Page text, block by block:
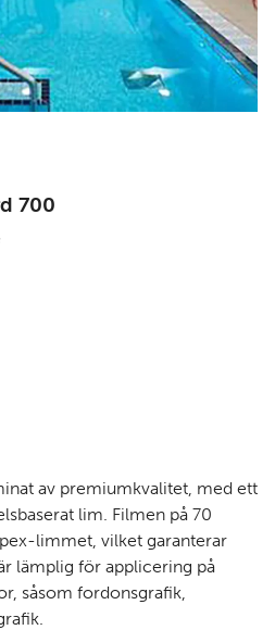
700
av premiumkvalitet, med ett
lim. Filmen på 70
limmet, vilket garanterar
lämplig för applicering på
såsom fordonsgrafik,